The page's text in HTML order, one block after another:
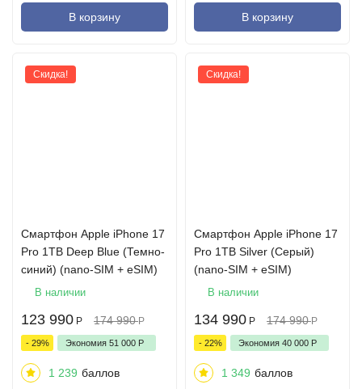
В корзину В корзину
Скидка!
Cмартфон Apple iPhone 17
Pro 1TB Deep Blue (Темно-
синий) (nano-SIM + eSIM)
В наличии
123 990 Р 174 990 Р
- 29% Экономия 51 000 Р
1 239 баллов
Скидка!
Cмартфон Apple iPhone 17
Pro 1TB Silver (Серый)
(nano-SIM + eSIM)
В наличии
134 990 Р 174 990 Р
- 22% Экономия 40 000 Р
1 349 баллов